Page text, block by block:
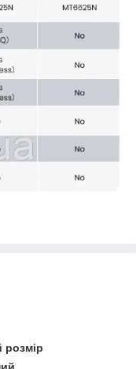
розмір